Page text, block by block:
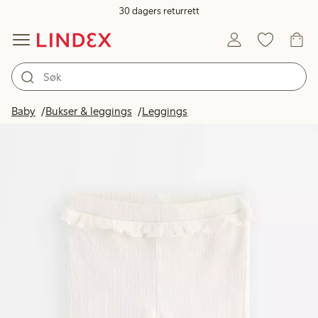
30 dagers returrett
Baby Bukser & leggings Leggings